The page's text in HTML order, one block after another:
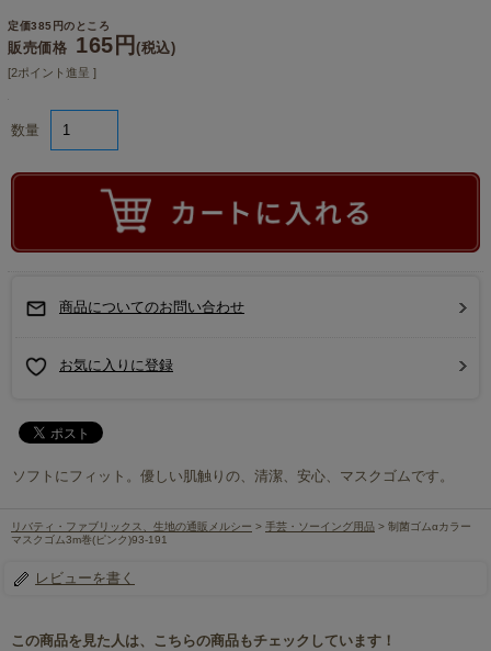
定価385円のところ
販売価格 165円(税込)
[2ポイント進呈 ]
数量
商品についてのお問い合わせ
お気に入りに登録
ソフトにフィット。優しい肌触りの、清潔、安心、マスクゴムです。
リバティ・ファブリックス、生地の通販メルシー > 手芸・ソーイング用品 > 制菌ゴムαカラー
マスクゴム3m巻(ピンク)93-191
レビューを書く
この商品を見た人は、こちらの商品もチェックしています！